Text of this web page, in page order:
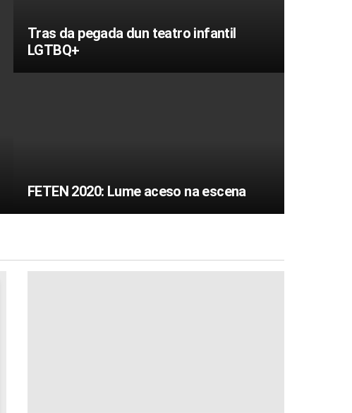
Tras da pegada dun teatro infantil
LGTBQ+
FETEN 2020: Lume aceso na escena